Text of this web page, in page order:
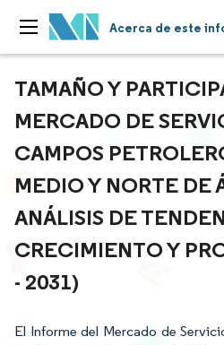
Acerca de este
TAMAÑO Y
MERCADO DE
CAMPOS
MEDIO Y NORTE DE
ANÁLISIS DE
CRECIMIENTO Y
- 2031)
El Informe del Mercado de